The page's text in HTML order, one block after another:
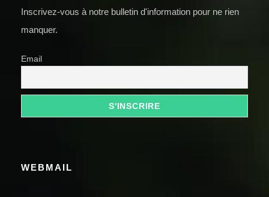
Inscrivez-vous à notre bulletin d'information pour ne rien
manquer.
Email
WEBMAIL